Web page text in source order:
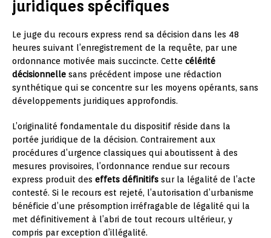
juridiques spécifiques
Le juge du recours express rend sa décision dans les 48
heures suivant l’enregistrement de la requête, par une
ordonnance motivée mais succincte. Cette célérité
décisionnelle sans précédent impose une rédaction
synthétique qui se concentre sur les moyens opérants, sans
développements juridiques approfondis.
L’originalité fondamentale du dispositif réside dans la
portée juridique de la décision. Contrairement aux
procédures d’urgence classiques qui aboutissent à des
mesures provisoires, l’ordonnance rendue sur recours
express produit des effets définitifs sur la légalité de l’acte
contesté. Si le recours est rejeté, l’autorisation d’urbanisme
bénéficie d’une présomption irréfragable de légalité qui la
met définitivement à l’abri de tout recours ultérieur, y
compris par exception d’illégalité.